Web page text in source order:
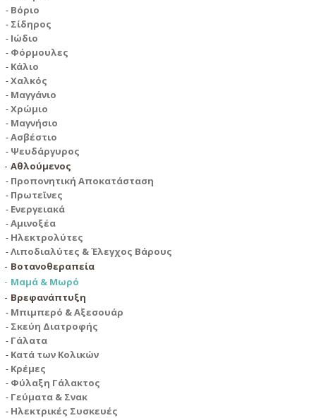
Βόριο
Σίδηρος
Ιώδιο
Φόρμουλες
Κάλιο
Χαλκός
Μαγγάνιο
Χρώμιο
Μαγνήσιο
Ασβέστιο
Ψευδάργυρος
Αθλούμενος
Προπονητική Αποκατάσταση
Πρωτεϊνες
Ενεργειακά
Αμινοξέα
Ηλεκτρολύτες
Λιποδιαλύτες & Έλεγχος Βάρους
Βοτανοθεραπεία
Μαμά & Μωρό
Βρεφανάπτυξη
Μπιμπερό & Αξεσουάρ
Σκεύη Διατροφής
Γάλατα
Κατά των Κολικών
Κρέμες
Φύλαξη Γάλακτος
Γεύματα & Σνακ
Ηλεκτρικές Συσκευές